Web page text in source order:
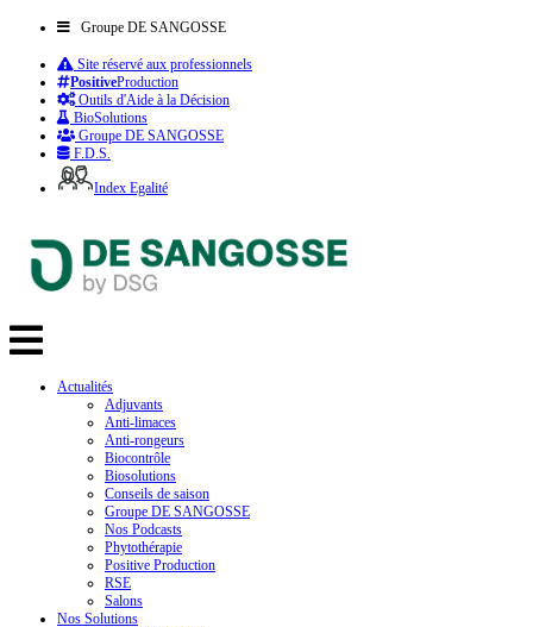
Groupe DE SANGOSSE
Site réservé aux professionnels
PositiveProduction
Outils d'Aide à la Décision
BioSolutions
Groupe DE SANGOSSE
F.D.S.
Index Egalité
Actualités
Adjuvants
Anti-limaces
Anti-rongeurs
Biocontrôle
Biosolutions
Conseils de saison
Groupe DE SANGOSSE
Nos Podcasts
Phytothérapie
Positive Production
RSE
Salons
Nos Solutions